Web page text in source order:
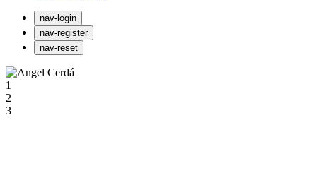
nav-login
nav-register
nav-reset
1
2
3